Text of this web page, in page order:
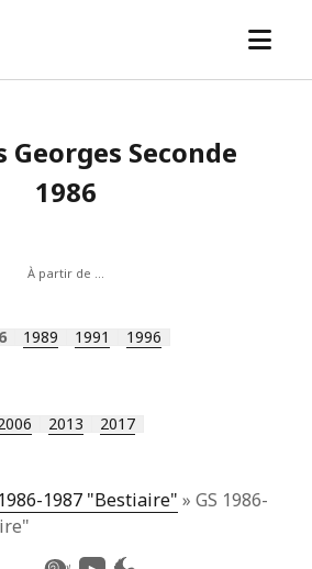
open
Georges Seconde
1986
À partir de …
1989 1991 1996
2013 2017
1987 "Bestiaire" »GS 1986-